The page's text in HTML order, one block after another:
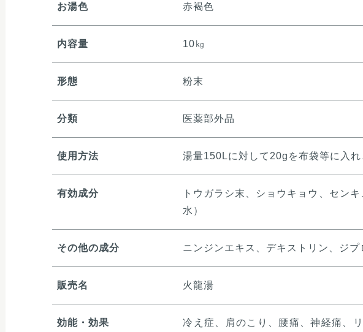
お湯色 赤褐色
内容量 10㎏
形態 粉末
分類 医薬部外品
使用方法 湯量150Lに対して20gを布袋等に入
有効成分
トウガラシ末、ショウキョウ、セン
水）
その他の成分 ニンジンエキス、デキストリン、ジ
販売名 火龍湯
効能・効果
冷え症、肩のこり、腰痛、神経痛、